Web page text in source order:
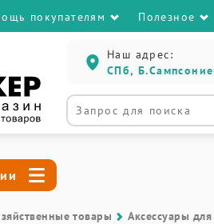
покупателям Полезное
Наш адрес:
СПб,
товары Аксессуары